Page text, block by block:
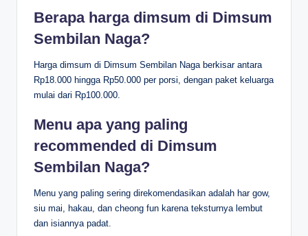
Berapa harga dimsum di Dimsum
Sembilan Naga?
Harga dimsum di Dimsum Sembilan Naga berkisar antara
Rp18.000 hingga Rp50.000 per porsi, dengan paket keluarga
mulai dari Rp100.000.
Menu apa yang paling
recommended di Dimsum
Sembilan Naga?
Menu yang paling sering direkomendasikan adalah har gow,
siu mai, hakau, dan cheong fun karena teksturnya lembut
dan isiannya padat.